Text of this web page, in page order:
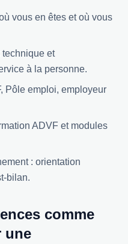
vous en êtes et où vous
technique et
à la personne.
Pôle emploi, employeur
ADVF et modules
: orientation
bilan.
comme
une